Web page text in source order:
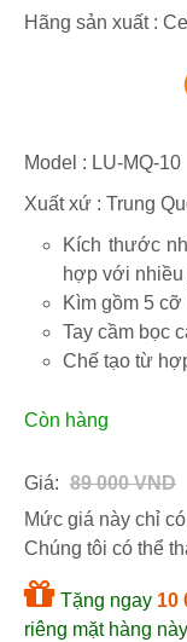
Hãng sản xuất :
Model : LU-MQ-10
Xuất xứ : Trung
Kích thước nhỏ gọn, chiều dài 250mm, 10 inch phù
hợp với nhiều
Kìm gồm 5
Tay cầm bọc
Chế tạo từ
Còn hàng
Giá: 89 000 VND
Mức giá này chỉ
Chúng tôi có thể
Tặng ngay 10
riêng mặt hàng